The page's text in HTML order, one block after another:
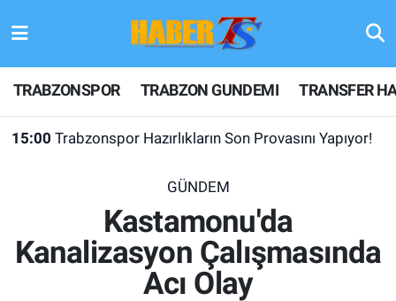
TRABZONSPOR TRABZON GUNDEMI TRANSFER
15:00 Trabzonspor Hazırlıkların Son Provasını Yapıyor!
GÜNDEM
Kastamonu'da
Kanalizasyon Çalışmasında
Acı Olay
TRABZONSPOR
TRABZON GUNDEMI
KULİS MEYDANI
1461 TRABZON
Hava Durumu
Trafik Durumu
Son Dakika Haberleri